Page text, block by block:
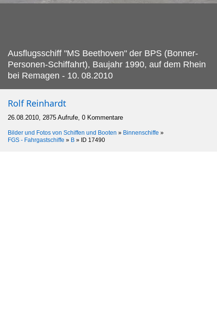
Ausflugsschiff "MS Beethoven" der BPS (Bonner-
Personen-Schiffahrt), Baujahr 1990, auf dem Rhein
bei Remagen - 10. 08.2010
Rolf Reinhardt
26.08.2010, 2875 Aufrufe, 0 Kommentare
Bilder und Fotos von Schiffen und Booten » Binnenschiffe »
FGS - Fahrgastschiffe » B » ID 17490